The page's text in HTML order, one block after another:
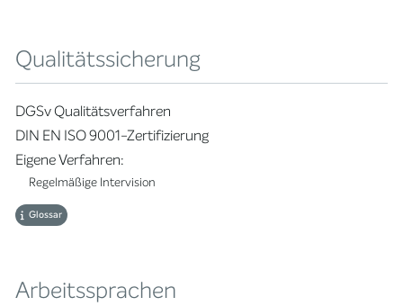
Qualitätssicherung
DGSv Qualitätsverfahren
DIN EN ISO 9001-Zertifizierung
Eigene Verfahren:
Regelmäßige Intervision
Glossar
Arbeitssprachen